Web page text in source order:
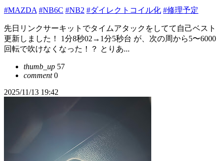
#MAZDA #NB6C #NB2 #ダイレクトコイル化 #修理予定
先日リンクサーキットでタイムアタックをしてて自己ベスト
更新しました！ 1分8秒02→1分5秒台 が、次の周から5〜6000
回転で吹けなくなった！？ とりあ...
thumb_up 57
comment0
2025/11/13 19:42